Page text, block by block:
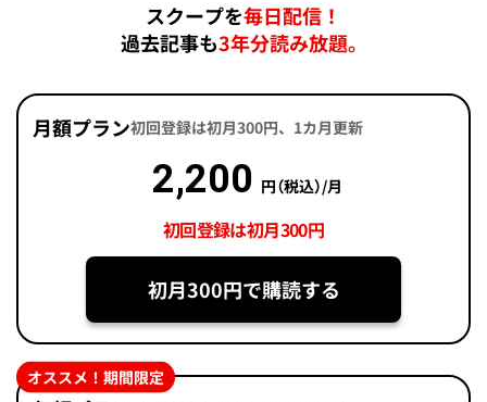
スクープを毎日配信！
過去記事も3年分読み放題。
月額プラン初回登録は初月300円、1カ月更新
2,200 円（税込）/月
初回登録は初月300円
初月300円で購読する
オススメ！期間限定